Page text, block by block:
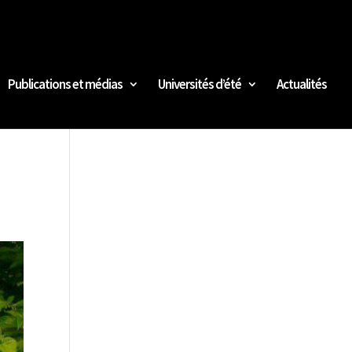
Publications et médias Universités d’été Actualités